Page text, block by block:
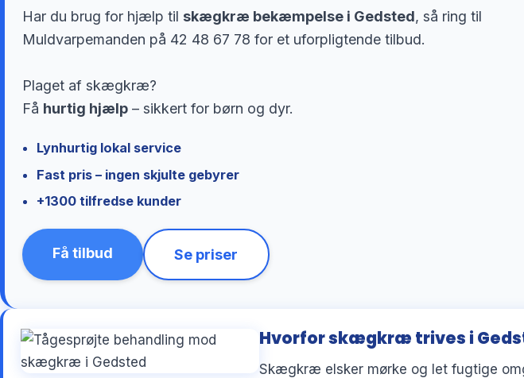
Har du brug for hjælp til skægkræ bekæmpelse i Gedsted, så ring til
Muldvarpemanden på 42 48 67 78 for et uforpligtende tilbud.
Plaget af skægkræ?
Få hurtig hjælp – sikkert for børn og dyr.
Lynhurtig lokal service
Fast pris – ingen skjulte gebyrer
+1300 tilfredse kunder
Få tilbud Se priser
Hvorfor skægkræ trives i
Skægkræ elsker mørke og let fugtige